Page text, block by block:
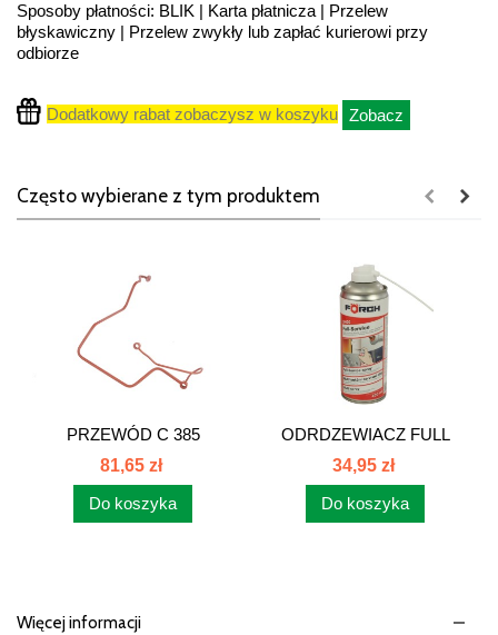
Sposoby płatności: BLIK | Karta płatnicza | Przelew
błyskawiczny | Przelew zwykły lub zapłać kurierowi przy
odbiorze
Dodatkowy rabat zobaczysz w koszyku Zobacz
Często wybierane z tym produktem
PRZEWÓD C 385
89022060
81,65 zł
Do koszyka
ODRDZEWIACZ FULL
SERVICE 400ML S400
34,95 zł
Do koszyka
Więcej informacji